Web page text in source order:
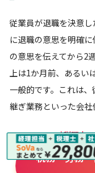
従業員が退職を決意
に退職の意思を明確
の意思を伝えてから2
上は1か月前、あるい
一般的です。これは
継ぎ業務といった会
\税理士
税務・労務